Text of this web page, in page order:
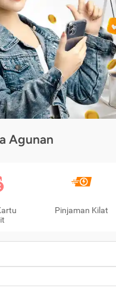
Agunan
Pinjaman Kilat